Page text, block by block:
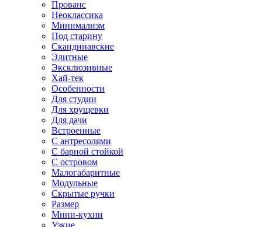
Прованс
Неоклассика
Минимализм
Под старину
Скандинавские
Элитные
Эксклюзивные
Хай-тек
Особенности
Для студии
Для хрущевки
Для дачи
Встроенные
С антресолями
С барной стойкой
С островом
Малогабаритные
Модульные
Скрытые ручки
Размер
Мини-кухни
Узкие